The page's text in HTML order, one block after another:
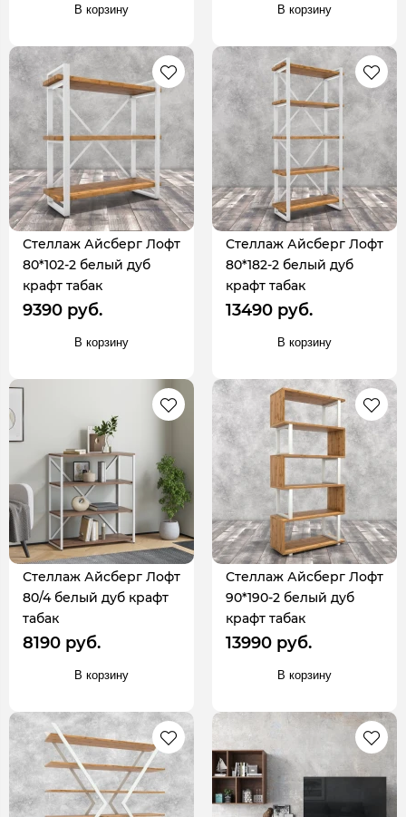
В корзину В корзину
Стеллаж Айсберг Лофт
80*102-2 белый дуб
крафт табак
9390 руб.
В корзину
Стеллаж Айсберг Лофт
80*182-2 белый дуб
крафт табак
13490 руб.
В корзину
Стеллаж Айсберг Лофт
80/4 белый дуб крафт
табак
8190 руб.
В корзину
Стеллаж Айсберг Лофт
90*190-2 белый дуб
крафт табак
13990 руб.
В корзину